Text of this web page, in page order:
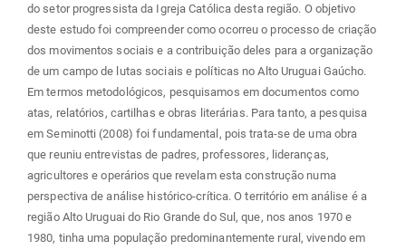
do setor progressista da Igreja Católica desta região. O objetivo
deste estudo foi compreender como ocorreu o processo de criação
dos movimentos sociais e a contribuição deles para a organização
de um campo de lutas sociais e políticas no Alto Uruguai Gaúcho.
Em termos metodológicos, pesquisamos em documentos como
atas, relatórios, cartilhas e obras literárias. Para tanto, a pesquisa
em Seminotti (2008) foi fundamental, pois trata-se de uma obra
que reuniu entrevistas de padres, professores, lideranças,
agricultores e operários que revelam esta construção numa
perspectiva de análise histórico-crítica. O território em análise é a
região Alto Uruguai do Rio Grande do Sul, que, nos anos 1970 e
1980, tinha uma população predominantemente rural, vivendo em